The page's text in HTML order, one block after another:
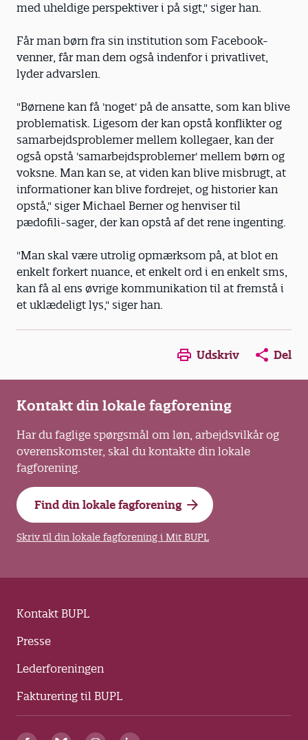
med uheldige perspektiver i på sigt," siger han.
Får man børn fra sin institution som Facebook-
venner, får man dem også indenfor i privatlivet,
lyder advarslen.
"Børnene kan få 'noget' på de ansatte, som kan blive
problematisk. Ligesom der kan opstå konflikter og
samarbejdsproblemer mellem kollegaer, kan der
også opstå 'samarbejdsproblemer' mellem børn og
voksne. Man kan se, at viden kan blive misbrugt, at
informationer kan blive fordrejet, og historier kan
opstå," siger Michael Berner og henviser til
pædofili-sager, der kan opstå af det rene ingenting.
"Man skal være utrolig opmærksom på, at blot en
enkelt forkert nuance, et enkelt ord i en enkelt sms,
kan få al ens øvrige kommunikation til at fremstå i
et uklædeligt lys," siger han.
Opens in a new window
Opens in a new
Opens in
Udskriv Del
Kontakt din lokale fagforening
Har du faglige spørgsmål om løn, arbejdsvilkår og
overenskomster, skal du kontakte din lokale
fagforening.
Find din lokale fagforening
Skriv til din lokale fagforening i Mit BUPL
Kontakt BUPL
Presse
Lederforeningen
Fakturering til BUPL